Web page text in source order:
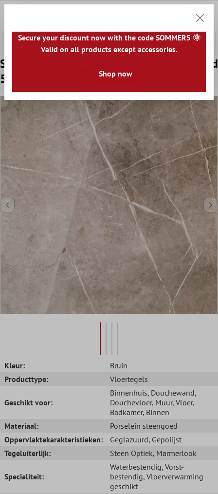
Sample Vloertegels Comfort Bruin Glanzend
58x58cm
Kleur:
Bruin
Producttype:
Vloertegels
Geschikt voor:
Binnenhuis, Douchewand,
Douchevloer, Muur, Vloer,
Badkamer, Binnen
Materiaal:
Porselein steengoed
Oppervlaktekarakteristieken:
Geglazuurd, Gepolijst
Tegeluiterlijk:
Steen Optiek, Marmerlook
Specialiteit:
Waterbestendig, Vorst-
bestendig, Vloerverwarming
geschikt
Secure your discount now with the code SOMMER5 🌞
Valid on all products except accessories.
Shop now